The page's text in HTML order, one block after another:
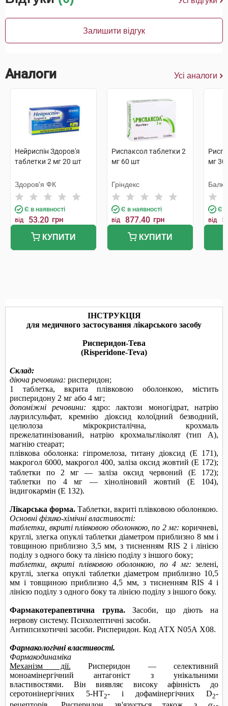
Залишити відгук
Аналоги Усі аналоги
Нейриспін Здоров'я
таблетки 2 мг 20 шт
Здоров'я ФК
Є в наявності
від 53.20 грн
КУПИТИ
Риспаксол таблетки 2
мг 60 шт
Гріндекс
Є в наявності
від 877.40 грн
КУПИТИ
мг
Є в
від